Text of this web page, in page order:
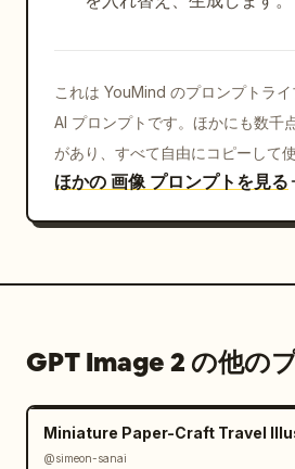
配信を楽しみにしている。
ダンスはまだ始まっていない。
参照画像のキャラクターは画面後方
制服姿。
画面内の高さの30〜50％程度を占
これは YouMind のプロンプトラ
AI プロンプトです。ほかにも数千
があり、すべて自由にコピーして使
ほかの 画像 プロンプトを見る
GPT Image 2 の他の
Miniature Paper-Craft Travel
@simeon-sanai